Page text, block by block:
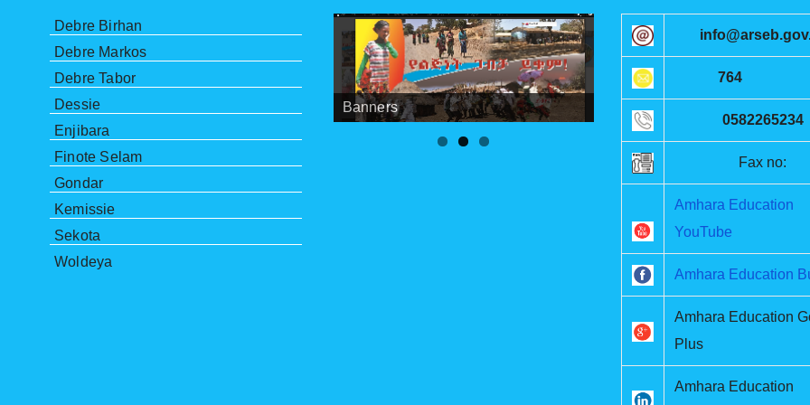
Debre Birhan
Debre Markos
Debre Tabor
Dessie
Enjibara
Finote Selam
Gondar
Kemissie
Sekota
Woldeya
ANRSEB Photo Gallery
Banners
Meetings
764
0582265234
Fax no:
Amhara Education
YouTube
Amhara Education
Amhara Education
Plus
Amhara Education